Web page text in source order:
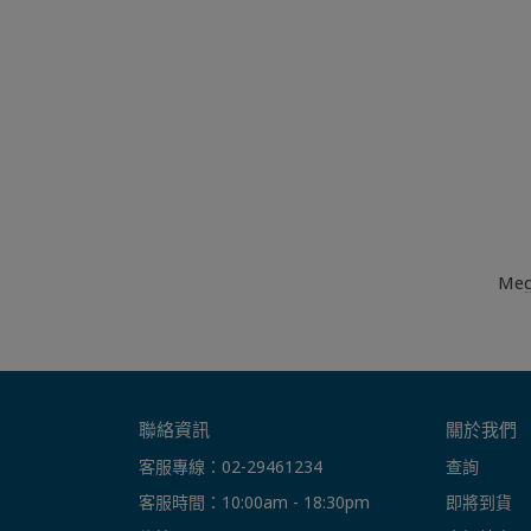
聯絡資訊
客服專線：02-29461234
客服時間：10:00am - 18:30pm
關於我們
查詢
即將到貨